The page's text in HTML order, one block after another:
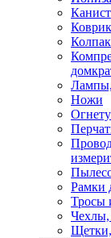
Ножи
Рамки
Тросы
Щетки,